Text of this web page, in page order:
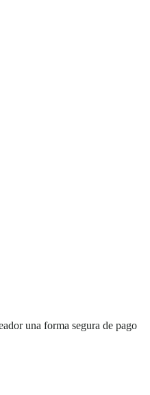
una forma segura de pago